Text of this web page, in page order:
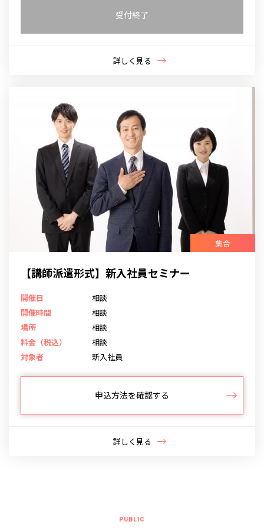
受付終了
詳しく見る
集合
【講師派遣形式】新入社員セミナー
開催日
相談
開催時間
相談
場所
相談
料金（税込）
相談
対象者
新入社員
申込方法を確認する
詳しく見る
PUBLIC